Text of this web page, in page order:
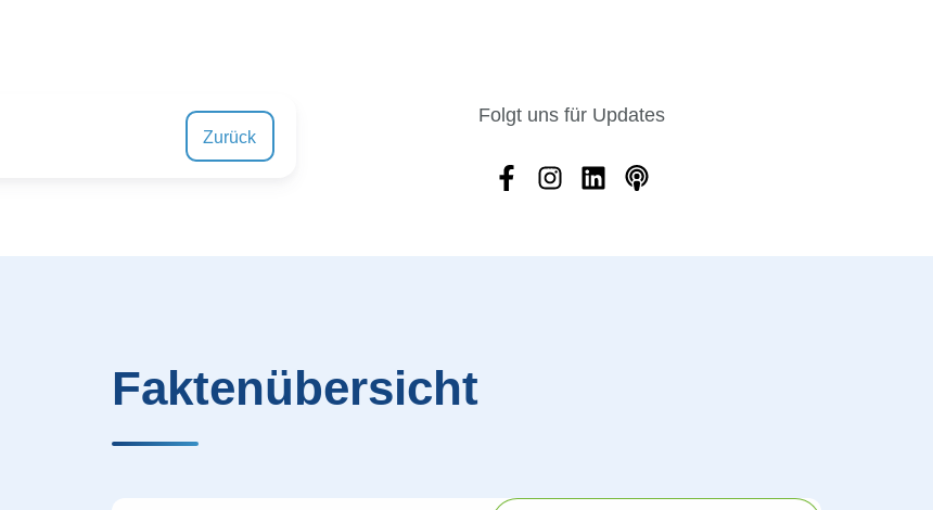
Zurück
Folgt uns für Updates
Faktenübersicht